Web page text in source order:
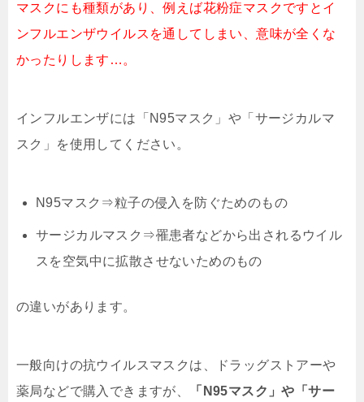
マスクにも種類があり、例えば花粉症マスクですとイ
ンフルエンザウイルスを通してしまい、意味が全くな
かったりします…。
インフルエンザには「N95マスク」や「サージカルマ
スク」を使用してください。
N95マスク⇒粒子の侵入を防ぐためのもの
サージカルマスク⇒罹患者などから出されるウイル
スを空気中に拡散させないためのもの
の違いがあります。
一般向けの抗ウイルスマスクは、ドラッグストアーや
薬局などで購入できますが、
「N95マスク」や「サー